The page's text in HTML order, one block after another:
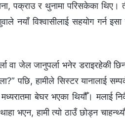
पक्राउ र थुनामा परिसकेका थिए।
नयाँ विश्‍वासीलाई सहयोग गर्न इसा
वा जेल जानुपर्ला भनेर डराइरहेकी
पछि, हामीले सिस्टर यानालाई
बेघर भएका थियौँ। मलाई
भएन, हामी त्यो ठाउँ छोड्न